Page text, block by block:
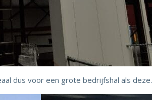
dus voor een grote bedrijfshal als deze.